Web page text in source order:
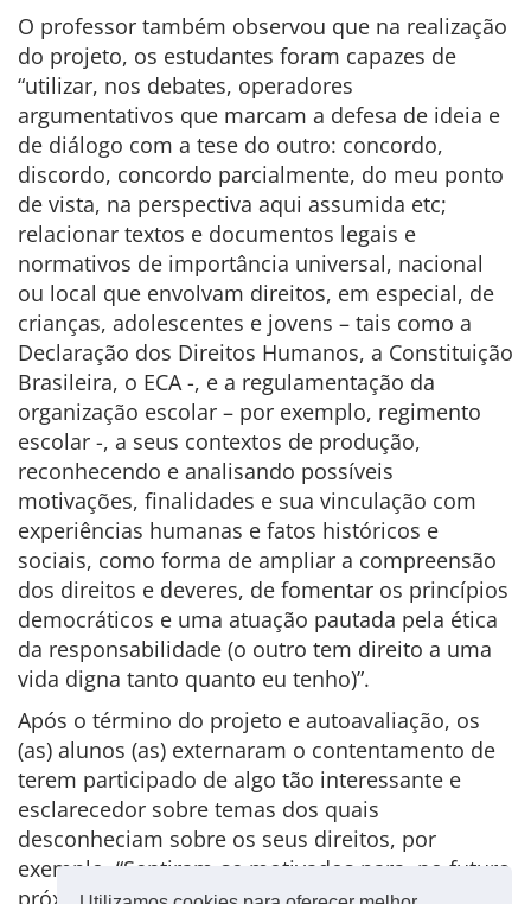
O professor também observou que na realização
do projeto, os estudantes foram capazes de
“utilizar, nos debates, operadores
argumentativos que marcam a defesa de ideia e
de diálogo com a tese do outro: concordo,
discordo, concordo parcialmente, do meu ponto
de vista, na perspectiva aqui assumida etc;
relacionar textos e documentos legais e
normativos de importância universal, nacional
ou local que envolvam direitos, em especial, de
crianças, adolescentes e jovens – tais como a
Declaração dos Direitos Humanos, a Constituição
Brasileira, o ECA -, e a regulamentação da
organização escolar – por exemplo, regimento
escolar -, a seus contextos de produção,
reconhecendo e analisando possíveis
motivações, finalidades e sua vinculação com
experiências humanas e fatos históricos e
sociais, como forma de ampliar a compreensão
dos direitos e deveres, de fomentar os princípios
democráticos e uma atuação pautada pela ética
da responsabilidade (o outro tem direito a uma
vida digna tanto quanto eu tenho)”.
Após o término do projeto e autoavaliação, os
(as) alunos (as) externaram o contentamento de
terem participado de algo tão interessante e
esclarecedor sobre temas dos quais
desconheciam sobre os seus direitos, por
exemplo. “Sentiram-se motivados para, no futuro
próximo, pleitearem uma vaga em Universidades